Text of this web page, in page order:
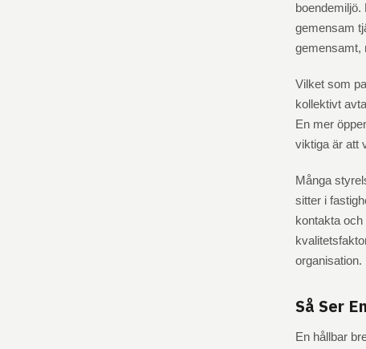
boendemiljö.
gemensam
gemensamt,
Vilket som
kollektivt
En mer
viktiga är att
Många
sitter i
kontakta och
organisation.
Så Ser
En hållbar